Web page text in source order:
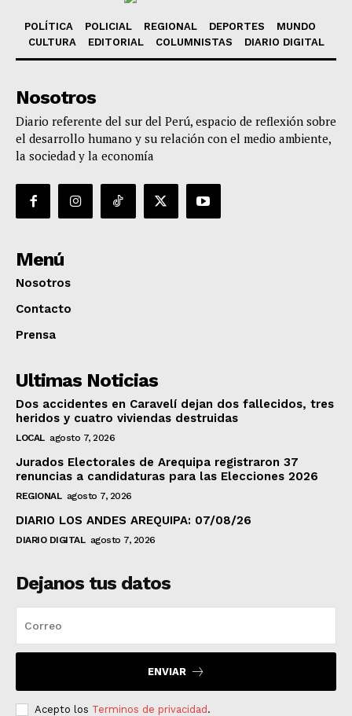
POLÍTICA POLICIAL REGIONAL DEPORTES
MUNDO
CULTURA
EDITORIAL COLUMNISTAS DIARIO DIGITAL
Nosotros
Diario referente del sur del Perú, espacio de reflexión sobre
el desarrollo humano y su relación con el medio ambiente,
la sociedad y la economía
Menú
Nosotros
Contacto
Prensa
Ultimas Noticias
Dos accidentes en Caravelí dejan dos fallecidos, tres
heridos y cuatro viviendas destruidas
LOCAL agosto 7, 2026
Jurados Electorales de Arequipa registraron 37
renuncias a candidaturas para las Elecciones 2026
REGIONAL agosto 7, 2026
DIARIO LOS ANDES AREQUIPA: 07/08/26
DIARIO DIGITAL agosto 7, 2026
Dejanos tus datos
ENVIAR
Acepto los Terminos de privacidad .